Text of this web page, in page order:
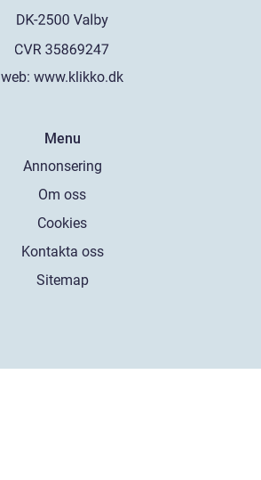
web: www.klikko.dk
Menu
Annonsering
Om oss
Cookies
Kontakta oss
Sitemap